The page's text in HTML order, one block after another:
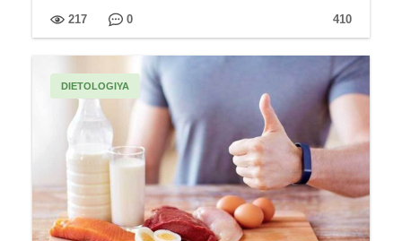
410
217 0
DIETOLOGIYA